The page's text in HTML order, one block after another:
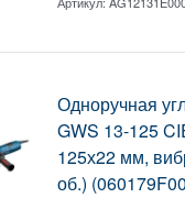
Одноручная
GWS 13-125
125х22 мм,
об.)